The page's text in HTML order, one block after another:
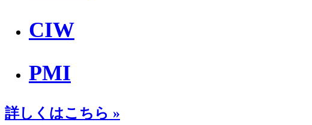
CIW
PMI
詳しくはこちら »